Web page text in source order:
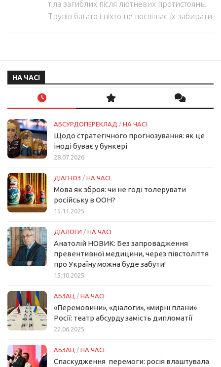
тіла загиблих після лютневих протистоянь.
Трупів багато і ніхто не поспішає їх забирати
НА ЧАСІ
АБСУРДОПЕРЕКЛАД / НА ЧАСІ
Щодо стратегічного прогнозування: як це
іноді буває у бункері
28.07.2026
ДІАГНОЗ / НА ЧАСІ
Мова як зброя: чи не годі толерувати
російську в ООН?
15.11.2025
ДІАЛОГИ / НА ЧАСІ
Анатолій НОВИК: Без запровадження
превентивної медицини, через півстоліття
про Україну можна буде забути!
15.10.2025
АБЗАЦ / НА ЧАСІ
«Перемовини», «діалоги», «мирні плани»
Росії: театр абсурду замість дипломатії
22.06.2025
АБЗАЦ / НА ЧАСІ
Спаскудження перемоги: росія влаштувала